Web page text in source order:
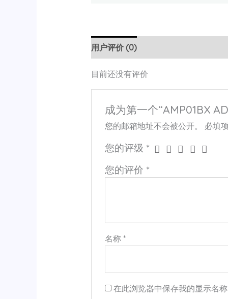
用户评价 (0)
目前还没有评价
成为第一个“AMP01BX
您的邮箱地址不会被公开。 必填
您的评级 *
您的评价 *
名称*
在此浏览器中保存我的显示名